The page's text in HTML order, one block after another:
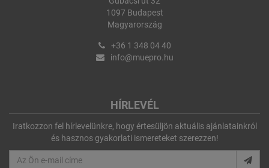
1097 Budapest
Magyarország
+36 1 348 04 40
info@muepro.hu
HÍRLEVÉL
Iratkozzon fel hírlevelünkre, hogy értesüljön aktuális ajánlatainkról
és hasznos gyakorlati ismereteket szerezzen!